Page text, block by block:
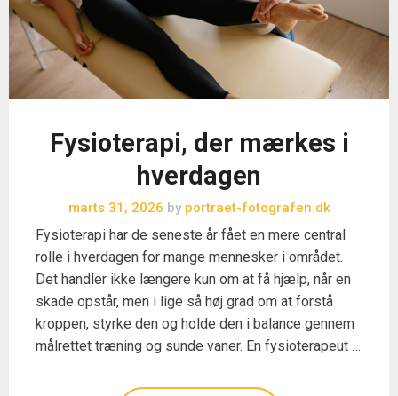
Fysioterapi, der mærkes i
hverdagen
marts 31, 2026 byportraet-fotografen.dk
Fysioterapi har de seneste år fået en mere central
rolle i hverdagen for mange mennesker i området.
Det handler ikke længere kun om at få hjælp, når en
skade opstår, men i lige så høj grad om at forstå
kroppen, styrke den og holde den i balance gennem
målrettet træning og sunde vaner. En fysioterapeut …